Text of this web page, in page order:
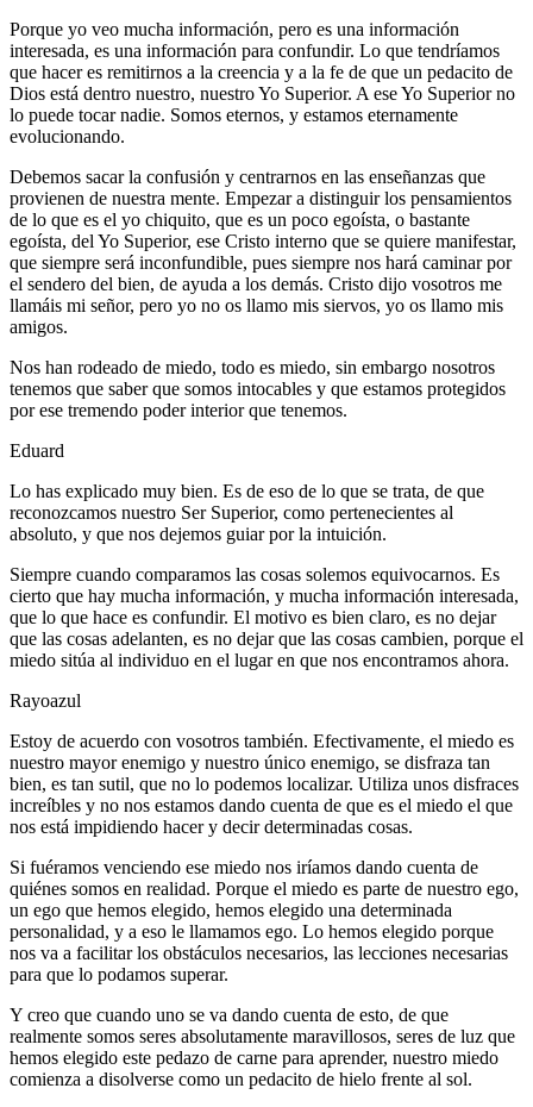
Porque yo veo mucha información, pero es una información
interesada, es una información para confundir. Lo que tendríamos
que hacer es remitirnos a la creencia y a la fe de que un pedacito de
Dios está dentro nuestro, nuestro Yo Superior. A ese Yo Superior no
lo puede tocar nadie. Somos eternos, y estamos eternamente
evolucionando.
Debemos sacar la confusión y centrarnos en las enseñanzas que
provienen de nuestra mente. Empezar a distinguir los pensamientos
de lo que es el yo chiquito, que es un poco egoísta, o bastante
egoísta, del Yo Superior, ese Cristo interno que se quiere manifestar,
que siempre será inconfundible, pues siempre nos hará caminar por
el sendero del bien, de ayuda a los demás. Cristo dijo vosotros me
llamáis mi señor, pero yo no os llamo mis siervos, yo os llamo mis
amigos.
Nos han rodeado de miedo, todo es miedo, sin embargo nosotros
tenemos que saber que somos intocables y que estamos protegidos
por ese tremendo poder interior que tenemos.
Eduard
Lo has explicado muy bien. Es de eso de lo que se trata, de que
reconozcamos nuestro Ser Superior, como pertenecientes al
absoluto, y que nos dejemos guiar por la intuición.
Siempre cuando comparamos las cosas solemos equivocarnos. Es
cierto que hay mucha información, y mucha información interesada,
que lo que hace es confundir. El motivo es bien claro, es no dejar
que las cosas adelanten, es no dejar que las cosas cambien, porque el
miedo sitúa al individuo en el lugar en que nos encontramos ahora.
Rayoazul
Estoy de acuerdo con vosotros también. Efectivamente, el miedo es
nuestro mayor enemigo y nuestro único enemigo, se disfraza tan
bien, es tan sutil, que no lo podemos localizar. Utiliza unos disfraces
increíbles y no nos estamos dando cuenta de que es el miedo el que
nos está impidiendo hacer y decir determinadas cosas.
Si fuéramos venciendo ese miedo nos iríamos dando cuenta de
quiénes somos en realidad. Porque el miedo es parte de nuestro ego,
un ego que hemos elegido, hemos elegido una determinada
personalidad, y a eso le llamamos ego. Lo hemos elegido porque
nos va a facilitar los obstáculos necesarios, las lecciones necesarias
para que lo podamos superar.
Y creo que cuando uno se va dando cuenta de esto, de que
realmente somos seres absolutamente maravillosos, seres de luz que
hemos elegido este pedazo de carne para aprender, nuestro miedo
comienza a disolverse como un pedacito de hielo frente al sol.